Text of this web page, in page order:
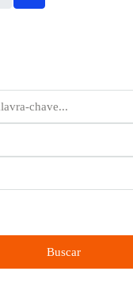
Buscar